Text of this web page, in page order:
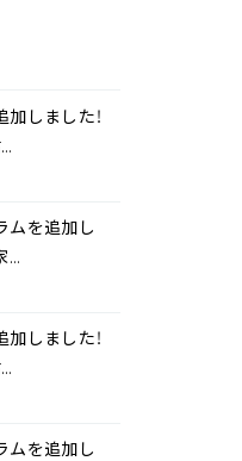
しました！
ムを追加し
…
しました！
ムを追加し